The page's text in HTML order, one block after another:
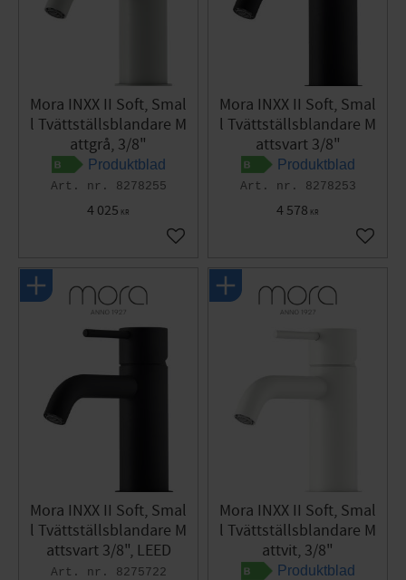
Mora INXX II Soft, Smal
l Tvättställsblandare M
attgrå, 3/8"
Produktblad
8278255
4 025 KR
Lägg till i favoriter
Mora INXX II Soft, Smal
l Tvättställsblandare M
attsvart 3/8"
Produktblad
8278253
4 578 KR
Lägg
Mora INXX II Soft, Smal
l Tvättställsblandare M
attsvart 3/8", LEED
8275722
Mora INXX II Soft, Smal
l Tvättställsblandare M
attvit, 3/8"
Produktblad